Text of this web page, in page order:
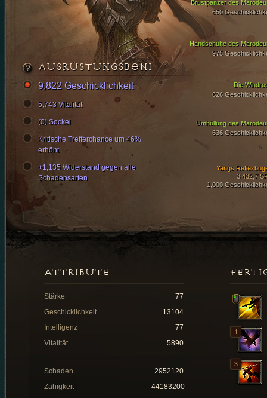
Brustpanzer des
650
Handschuhe des
975
Umhüllung des
636
Yangs
3.432,7
1,000
Die
626
AUSRÜSTUNGSBONI
9,822 Geschicklichkeit
5,743 Vitalität
(0) Sockel
Kritische Trefferchance um 46%
erhöht
+1,135 Widerstand gegen alle
Schadensarten
ATTRIBUTE
Stärke
77
Geschicklichkeit
13104
Intelligenz
77
Vitalität
5890
Schaden
2952120
Zähigkeit
44183200